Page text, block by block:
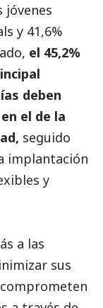
y 41,6%
el 45,2%
deben
el de la
seguido
implantación
y
a las
sus